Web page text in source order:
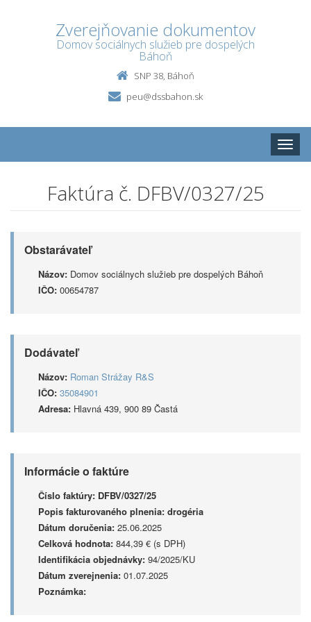
Zverejňovanie dokumentov
Domov sociálnych služieb pre dospelých
Báhoň
SNP 38, Báhoň
peu@dssbahon.sk
Toggle
Faktúra č. DFBV/0327/25
Obstarávateľ
Názov: Domov sociálnych služieb pre dospelých Báhoň
IČO: 00654787
Dodávateľ
Názov: Roman Strážay R&S
IČO: 35084901
Adresa: Hlavná 439, 900 89 Častá
Informácie o faktúre
Číslo faktúry: DFBV/0327/25
Popis fakturovaného plnenia: drogéria
Dátum doručenia: 25.06.2025
Celková hodnota: 844,39 € (s DPH)
Identifikácia objednávky: 94/2025/KU
Dátum zverejnenia: 01.07.2025
Poznámka: